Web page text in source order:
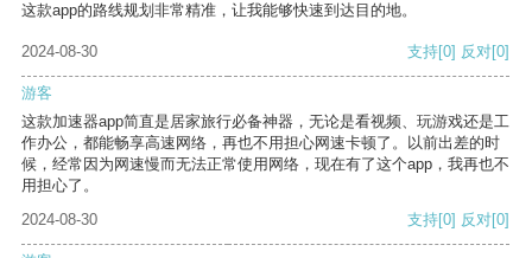
这款app的路线规划非常精准，让我能够快速到达目的地。
2024-08-30 支持[0] 反对[0]
游客
这款加速器app简直是居家旅行必备神器，无论是看视频、玩游戏还是工
作办公，都能畅享高速网络，再也不用担心网速卡顿了。以前出差的时
候，经常因为网速慢而无法正常使用网络，现在有了这个app，我再也不
用担心了。
2024-08-30
支持[0] 反对[0]